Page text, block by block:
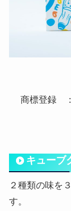
商標登録
キュー
２種類の味を
す。